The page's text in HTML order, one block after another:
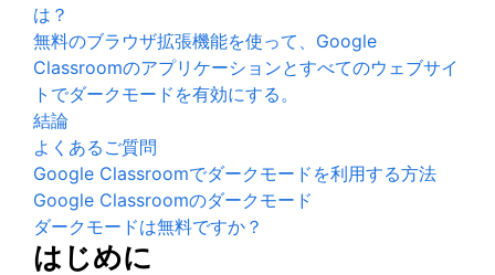
は？
無料のブラウザ拡張機能を使って、Google
Classroomのアプリケーションとすべてのウェブサイ
トでダークモードを有効にする。
結論
よくあるご質問
Google Classroomでダークモードを利用する方法
Google Classroomのダークモード
ダークモードは無料ですか？
はじめに